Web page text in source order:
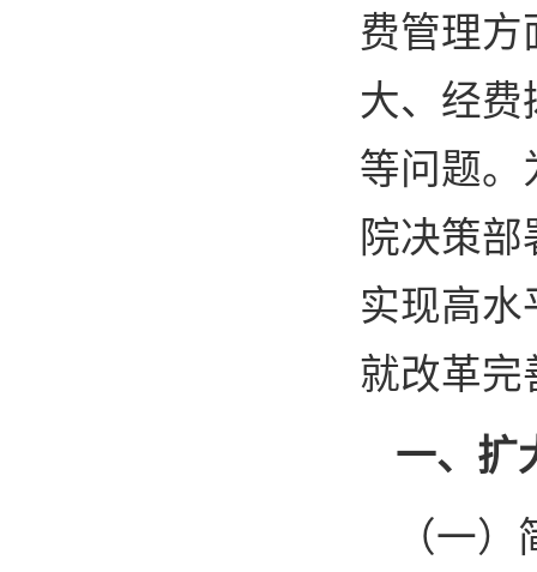
费管理方
大、经费
等问题。
院决策
实现高水
就改革完
一、扩
（一